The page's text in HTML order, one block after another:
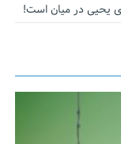
یحیی در میان است!